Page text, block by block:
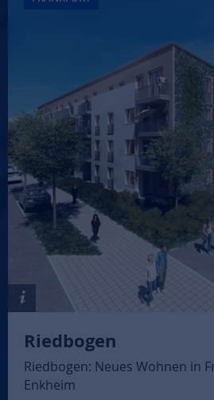
Riedbogen
Riedbogen: Neues Wohnen in
Enkheim